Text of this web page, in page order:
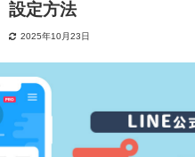
設定方法
2025年10月23日